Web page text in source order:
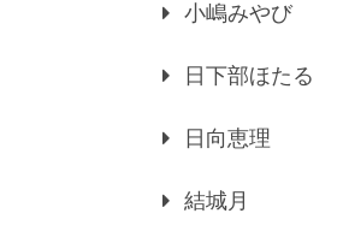
小嶋みやび
日下部ほたる
日向恵理
結城月